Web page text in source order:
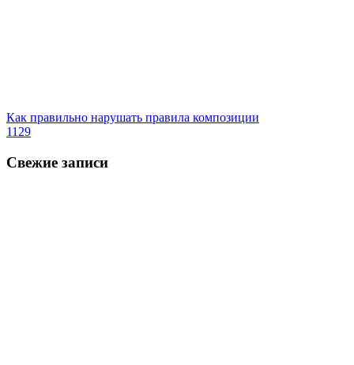
Как правильно нарушать правила композиции
1129
Свежие записи